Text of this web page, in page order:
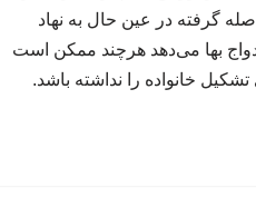
گرفته در عین حال به نهاد
بها می‌دهد هرچند ممکن است
خانواده را نداشته باشد.